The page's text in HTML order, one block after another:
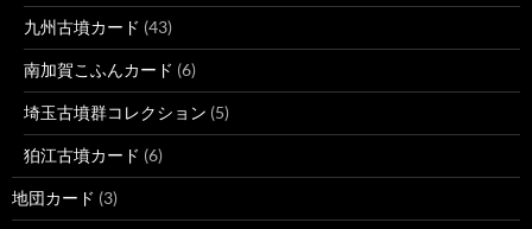
九州古墳カード (43)
南加賀こふんカード (6)
埼玉古墳群コレクション (5)
狛江古墳カード (6)
地団カード (3)